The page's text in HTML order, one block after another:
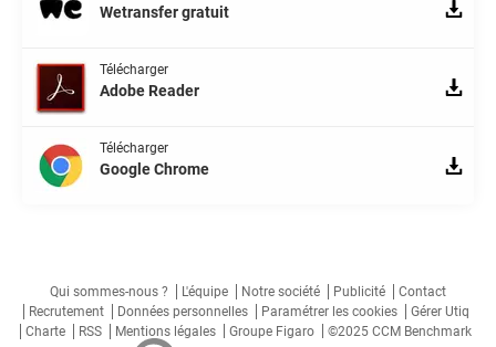
Wetransfer gratuit
Télécharger
Adobe Reader
Télécharger
Google Chrome
Qui sommes-nous ? L'équipe Notre société Publicité
Contact
Recrutement
Données personnelles Paramétrer les cookies
Gérer Utiq
Charte
RSS Mentions légales Groupe Figaro ©2025 CCM Benchmark